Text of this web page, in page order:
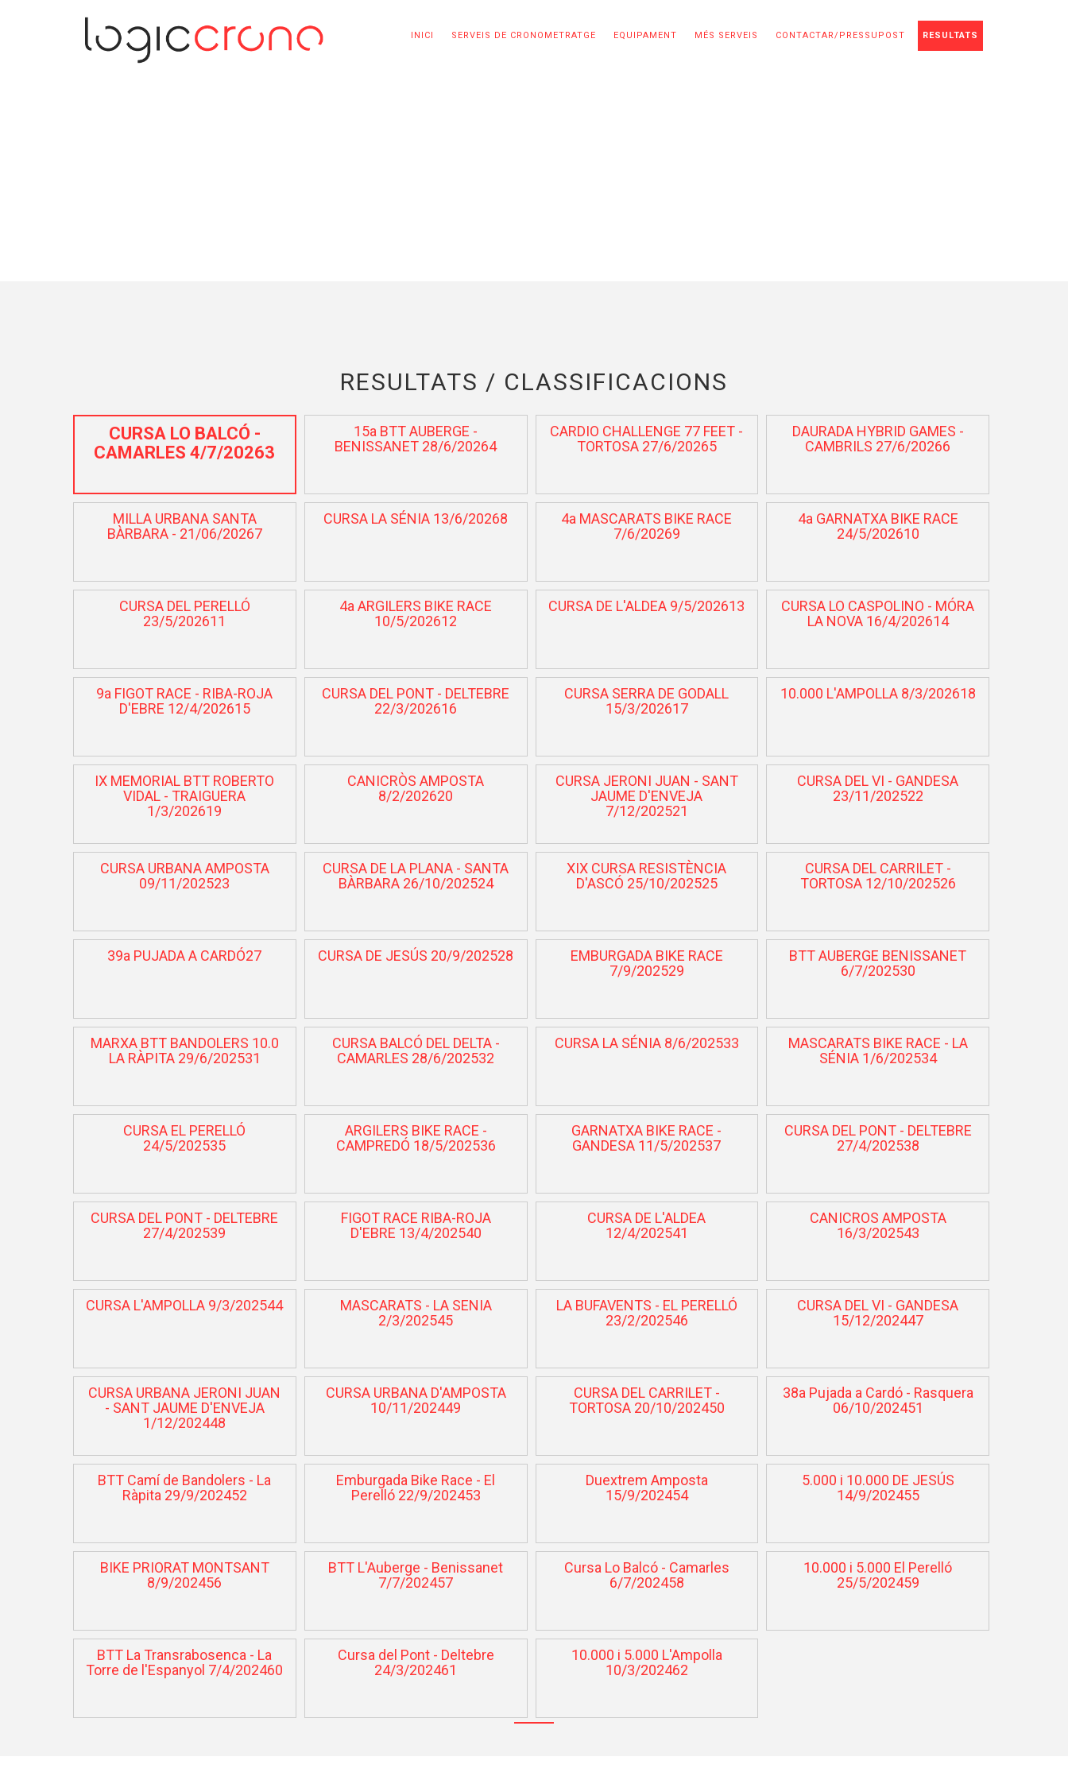
INICI SERVEIS DE CRONOMETRATGE EQUIPAMENT MÉS SERVEIS CONTACTAR/PRESSUPOST RESULTATS
RESULTATS / CLASSIFICACIONS
CURSA LO BALCÓ -
CAMARLES 4/7/20263
15a BTT AUBERGE -
BENISSANET 28/6/20264
CARDIO CHALLENGE 77 FEET -
TORTOSA 27/6/20265
DAURADA HYBRID GAMES -
CAMBRILS 27/6/20266
MILLA URBANA SANTA
BÀRBARA - 21/06/20267
CURSA LA SÉNIA 13/6/20268
4a MASCARATS BIKE RACE
7/6/20269
4a GARNATXA BIKE RACE
24/5/202610
CURSA DEL PERELLÓ
23/5/202611
4a ARGILERS BIKE RACE
10/5/202612
CURSA DE L'ALDEA 9/5/202613
CURSA LO CASPOLINO - MÓRA
LA NOVA 16/4/202614
9a FIGOT RACE - RIBA-ROJA
D'EBRE 12/4/202615
CURSA DEL PONT - DELTEBRE
22/3/202616
CURSA SERRA DE GODALL
15/3/202617
10.000 L'AMPOLLA 8/3/202618
IX MEMORIAL BTT ROBERTO
VIDAL - TRAIGUERA
1/3/202619
CANICRÒS AMPOSTA
8/2/202620
CURSA JERONI JUAN - SANT
JAUME D'ENVEJA
7/12/202521
CURSA DEL VI - GANDESA
23/11/202522
CURSA URBANA AMPOSTA
09/11/202523
CURSA DE LA PLANA - SANTA
BÀRBARA 26/10/202524
XIX CURSA RESISTÈNCIA
D'ASCÓ 25/10/202525
CURSA DEL CARRILET -
TORTOSA 12/10/202526
39a PUJADA A CARDÓ27 CURSA DE JESÚS 20/9/202528
EMBURGADA BIKE RACE
7/9/202529
BTT AUBERGE BENISSANET
6/7/202530
MARXA BTT BANDOLERS 10.0
LA RÀPITA 29/6/202531
CURSA BALCÓ DEL DELTA -
CAMARLES 28/6/202532
CURSA LA SÉNIA 8/6/202533
MASCARATS BIKE RACE - LA
SÉNIA 1/6/202534
CURSA EL PERELLÓ
24/5/202535
ARGILERS BIKE RACE -
CAMPREDÓ 18/5/202536
GARNATXA BIKE RACE -
GANDESA 11/5/202537
CURSA DEL PONT - DELTEBRE
27/4/202538
CURSA DEL PONT - DELTEBRE
27/4/202539
FIGOT RACE RIBA-ROJA
D'EBRE 13/4/202540
CURSA DE L'ALDEA
12/4/202541
CANICROS AMPOSTA
16/3/202543
CURSA L'AMPOLLA 9/3/202544
MASCARATS - LA SENIA
2/3/202545
LA BUFAVENTS - EL PERELLÓ
23/2/202546
CURSA DEL VI - GANDESA
15/12/202447
CURSA URBANA JERONI JUAN
- SANT JAUME D'ENVEJA
1/12/202448
CURSA URBANA D'AMPOSTA
10/11/202449
CURSA DEL CARRILET -
TORTOSA 20/10/202450
38a Pujada a Cardó - Rasquera
06/10/202451
BTT Camí de Bandolers - La
Ràpita 29/9/202452
Emburgada Bike Race - El
Perelló 22/9/202453
Duextrem Amposta
15/9/202454
5.000 i 10.000 DE JESÚS
14/9/202455
BIKE PRIORAT MONTSANT
8/9/202456
BTT L'Auberge - Benissanet
7/7/202457
Cursa Lo Balcó - Camarles
6/7/202458
10.000 i 5.000 El Perelló
25/5/202459
BTT La Transrabosenca - La
Torre de l'Espanyol 7/4/202460
Cursa del Pont - Deltebre
24/3/202461
10.000 i 5.000 L'Ampolla
10/3/202462